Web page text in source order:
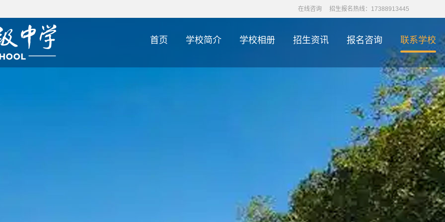
在线咨询 招生报名热线：17388913445
首页 学校简介 学校相册 招生资讯 报名咨询 联系学校